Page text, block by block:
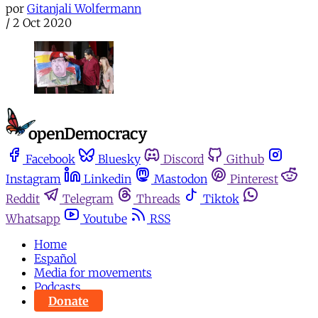
por Gitanjali Wolfermann
/ 2 Oct 2020
Facebook Bluesky Discord
Github
Instagram
Linkedin Mastodon
Pinterest
Reddit
Telegram Threads
Tiktok
Whatsapp
Youtube
RSS
Home
Español
Media for movements
Podcasts
Donate